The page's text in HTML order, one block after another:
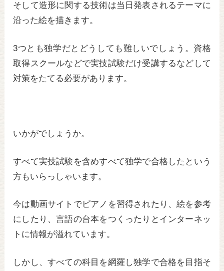
そして造形に関する技術は当日発表されるテーマに
沿った絵を描きます。
3つとも独学だとどうしても難しいでしょう。資格
取得スクールなどで実技試験だけ受講するなどして
対策をたてる必要があります。
いかがでしょうか。
すべて実技試験を含めすべて独学で合格したという
方もいらっしゃいます。
今は動画サイトでピアノを習得されたり、絵を参考
にしたり、言語の台本をつくったりとインターネッ
トに情報が溢れています。
しかし、すべての科目を網羅し独学で合格を目指そ